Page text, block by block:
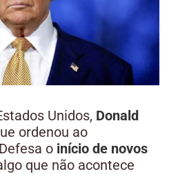
Unidos, Donald
ordenou ao
o início de novos
que não acontece